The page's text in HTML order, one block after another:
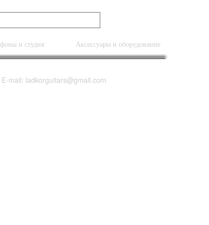
и студия Аксессуары и оборудование
E-mail: ladkorguitars@gmail.com